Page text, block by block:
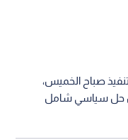
صباح الخميس،
حل سياسي شامل